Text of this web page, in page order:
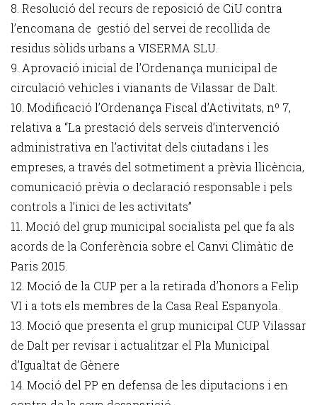
8. Resolució del recurs de reposició de CiU contra
l’encomana de gestió del servei de recollida de
residus sòlids urbans a VISERMA SLU.
9. Aprovació inicial de l’Ordenança municipal de
circulació vehicles i vianants de Vilassar de Dalt.
10. Modificació l’Ordenança Fiscal d’Activitats, nº 7,
relativa a “La prestació dels serveis d’intervenció
administrativa en l’activitat dels ciutadans i les
empreses, a través del sotmetiment a prèvia llicència,
comunicació prèvia o declaració responsable i pels
controls a l’inici de les activitats”
11. Moció del grup municipal socialista pel que fa als
acords de la Conferència sobre el Canvi Climàtic de
Paris 2015.
12. Moció de la CUP per a la retirada d’honors a Felip
VI i a tots els membres de la Casa Real Espanyola.
13. Moció que presenta el grup municipal CUP Vilassar
de Dalt per revisar i actualitzar el Pla Municipal
d’Igualtat de Gènere
14. Moció del PP en defensa de les diputacions i en